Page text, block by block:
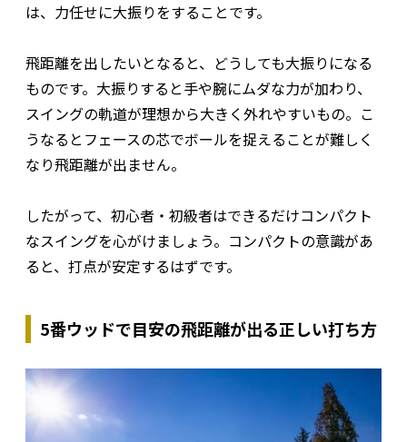
は、力任せに大振りをすることです。
飛距離を出したいとなると、どうしても大振りになる
ものです。大振りすると手や腕にムダな力が加わり、
スイングの軌道が理想から大きく外れやすいもの。こ
うなるとフェースの芯でボールを捉えることが難しく
なり飛距離が出ません。
したがって、初心者・初級者はできるだけコンパクト
なスイングを心がけましょう。コンパクトの意識があ
ると、打点が安定するはずです。
5番ウッドで目安の飛距離が出る正しい打ち方